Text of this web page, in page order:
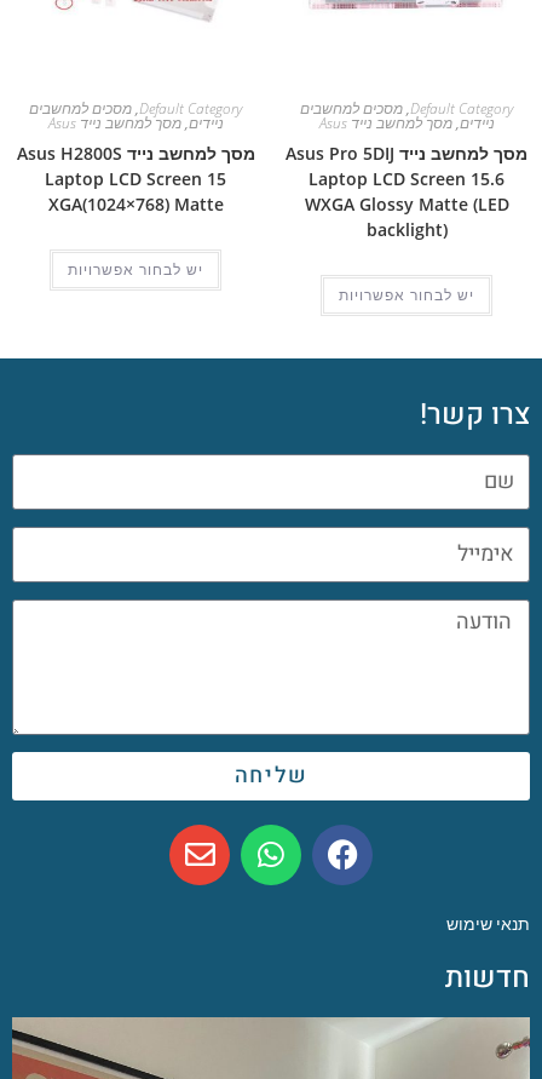
Default Category
,מסכים למחשבים
ניידים,מסך למחשב נייד Asus
מסך למחשב נייד Asus Pro 5DIJ
Laptop LCD Screen 15.6
WXGA Glossy Matte (LED
backlight)
יש לבחור אפשרויות
Default Category
,מסכים למחשבים
ניידים,מסך למחשב נייד Asus
מסך למחשב נייד Asus H2800S
Laptop LCD Screen 15
XGA(1024×768) Matte
יש לבחור אפשרויות
צרו קשר!
שליחה
תנאי שימוש
חדשות